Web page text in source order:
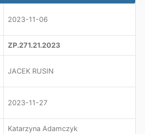
2023-11-06
ZP.271.21.2023
JACEK RUSIN
2023-11-27
Katarzyna Adamczyk